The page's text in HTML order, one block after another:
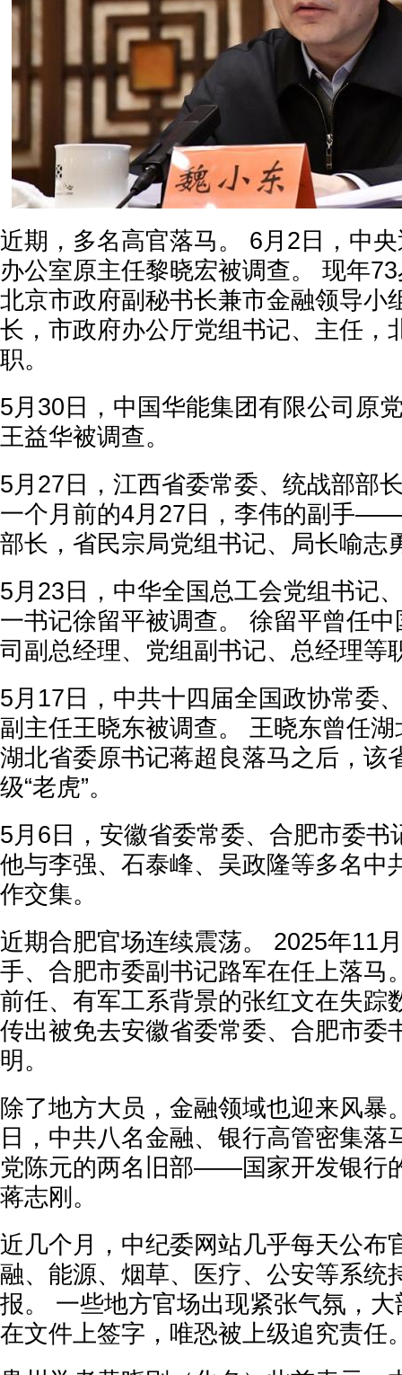
近期，多名高官落马。 6月2日，中
办公室原主任黎晓宏被调查。 现年
北京市政府副秘书长兼市金融领导小
长，市政府办公厅党组书记、主任，
职。
5月30日，中国华能集团有限公司原
王益华被调查。
5月27日，江西省委常委、统战部部
一个月前的4月27日，李伟的副手
部长，省民宗局党组书记、局长喻志
5月23日，中华全国总工会党组书记
一书记徐留平被调查。 徐留平曾任
司副总经理、党组副书记、总经理等
5月17日，中共十四届全国政协常委
副主任王晓东被调查。 王晓东曾任
湖北省委原书记蒋超良落马之后，该
级“老虎”。
5月6日，安徽省委常委、合肥市委书
他与李强、石泰峰、吴政隆等多名中
作交集。
近期合肥官场连续震荡。 2025年11
手、合肥市委副书记路军在任上落马
前任、有军工系背景的张红文在失踪
传出被免去安徽省委常委、合肥市委
明。
除了地方大员，金融领域也迎来风暴
日，中共八名金融、银行高管密集落
党陈元的两名旧部——国家开发银行
蒋志刚。
近几个月，中纪委网站几乎每天公布
融、能源、烟草、医疗、公安等系统
报。 一些地方官场出现紧张气氛，
在文件上签字，唯恐被上级追究责任